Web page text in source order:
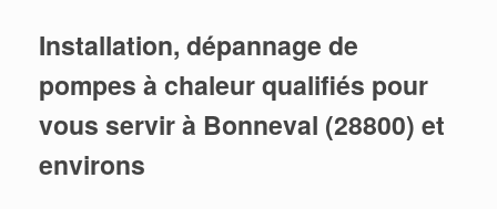
Installation, dépannage de
pompes à chaleur qualifiés pour
vous servir à Bonneval (28800) et
environs